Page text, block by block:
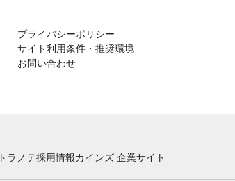
プライバシーポリシー
サイト利用条件・推奨環境
お問い合わせ
トラノテ採用情報カインズ 企業サイト